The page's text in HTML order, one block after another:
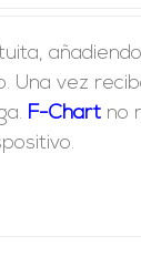
Una vez
F-Chart no